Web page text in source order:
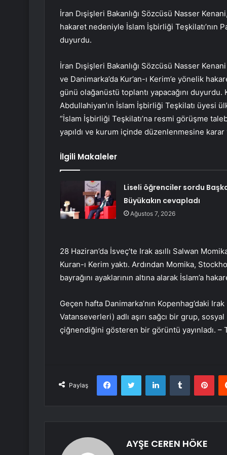
İran Dışişleri Bakanlığı Sözcüsü Nasser
hakaret nedeniyle İslam İşbirliği
duyurdu.
İran Dışişleri Bakanlığı Sözcüsü Nasser
ve Danimarka’da Kur’an-ı Kerim’e yönelik
günü olağanüstü toplantı yapacağını
Abdullahiyan’ın İslam İşbirliği Teşkilatı üyesi
“İslam İşbirliği Teşkilatı’na resmi görüşme
yapıldı ve kurum içinde düzenlenmesine
İlgili Makaleler
Liseli öğrenciler sordu
Büyükakın cevapladı
Ağustos 7, 2026
28 Haziran’da İsveç’te Irak asıllı Salwan
Kuran-ı Kerim yaktı. Ardından Momika,
bayrağını ayaklarının altına alarak İslam’a
Geçen hafta Danimarka’nın Kopenhag’daki
Vatanseverleri) adlı aşırı sağcı bir grup, sosyal
çiğnendiğini gösteren bir görüntü yayınladı. –
Paylaş
FacebookTwitter LinkedInTumblr
AYŞE CEREN HÖKE